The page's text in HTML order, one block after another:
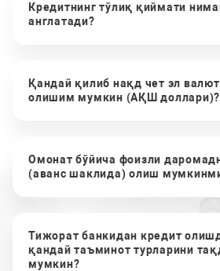
Кредитнинг тўлиқ қиймати
англатади?
Қандай қилиб нақд чет эл
олишим мумкин (АҚШ доллари)?
Омонат бўйича фоизли
(аванс шаклида) олиш
Тижорат банкидан кредит
қандай таъминот турларини
мумкин?